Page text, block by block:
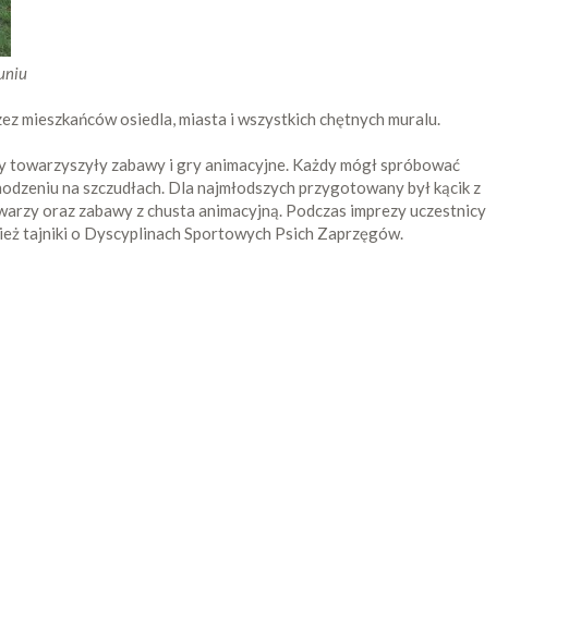
mieszkańców osiedla, miasta i wszystkich chętnych muralu.
towarzyszyły zabawy i gry animacyjne. Każdy mógł spróbować
na szczudłach. Dla najmłodszych przygotowany był kącik z
oraz zabawy z chusta animacyjną. Podczas imprezy uczestnicy
tajniki o Dyscyplinach Sportowych Psich Zaprzęgów.